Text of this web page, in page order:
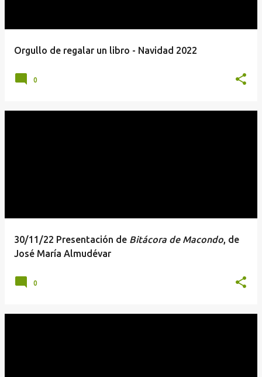
Orgullo de regalar un libro - Navidad 2022
0
30/11/22 Presentación de Bitácora de Macondo, de
José María Almudévar
0